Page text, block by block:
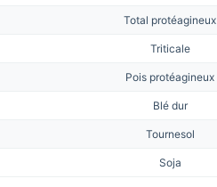
Total protéagineux
Triticale
Pois protéagineux
Blé dur
Tournesol
Soja